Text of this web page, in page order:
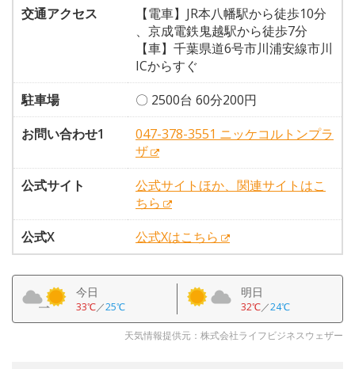
交通アクセス
【電車】JR本八幡駅から徒歩10分
、京成電鉄鬼越駅から徒歩7分
【車】千葉県道6号市川浦安線市川
ICからすぐ
駐車場
〇 2500台 60分200円
お問い合わせ1
047-378-3551 ニッケコルトンプラ
ザ
公式サイト
公式サイトほか、関連サイトはこ
ちら
公式X
公式Xはこちら
今日
33℃／25℃
明日
32℃／24℃
天気情報提供元：株式会社ライフビジネスウェザー